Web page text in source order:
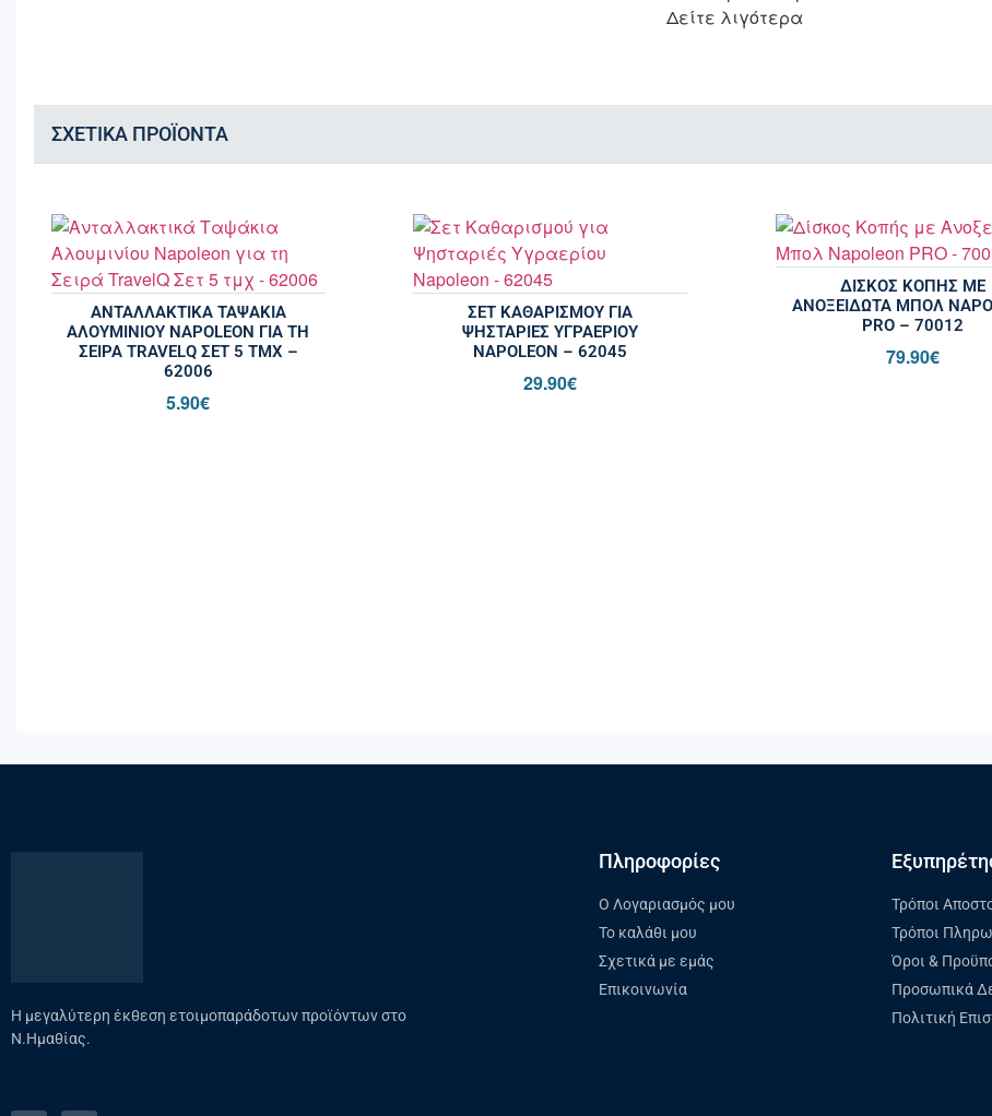
Δείτε λιγότερα
ΣΧΕΤΙΚΆ ΠΡΟΪΌΝΤΑ
ΑΝΤΑΛΛΑΚΤΙΚΆ ΤΑΨΆΚΙΑ
ΑΛΟΥΜΙΝΊΟΥ NAPOLEON ΓΙΑ ΤΗ
ΣΕΙΡΆ TRAVELQ ΣΕΤ 5 ΤΜΧ –
62006
5.90€
ΣΕΤ ΚΑΘΑΡΙΣΜΟΎ ΓΙΑ
ΨΗΣΤΑΡΙΈΣ ΥΓΡΑΕΡΊΟΥ
NAPOLEON – 62045
29.90€
ΔΊΣΚΟΣ ΚΟΠΉΣ ΜΕ
ΑΝΟΞΕΊΔΩΤΑ ΜΠΟΛ
PRO – 70012
79.90€
Η μεγαλύτερη έκθεση ετοιμοπαράδοτων προϊόντων στο
Ν.Ημαθίας.
Πληροφορίες
Ο Λογαριασμός μου
Το καλάθι μου
Σχετικά με εμάς
Επικοινωνία
Τρόποι
Τρόποι
Όροι &
Προσωπικά
Πολιτική